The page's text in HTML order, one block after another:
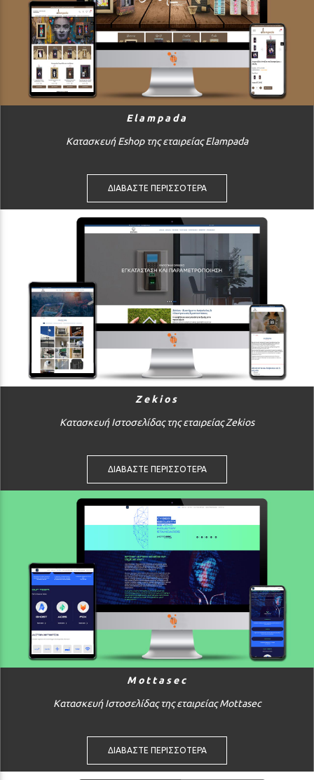
Elampada
Κατασκευή Eshop της εταιρείας Elampada
ΔΙΑΒΑΣΤΕ ΠΕΡΙΣΣΟΤΕΡΑ
Zekios
Κατασκευή Ιστοσελίδας της εταιρείας Zekios
ΔΙΑΒΑΣΤΕ ΠΕΡΙΣΣΟΤΕΡΑ
Mottasec
Κατασκευή Ιστοσελίδας της εταιρείας Mottasec
ΔΙΑΒΑΣΤΕ ΠΕΡΙΣΣΟΤΕΡΑ